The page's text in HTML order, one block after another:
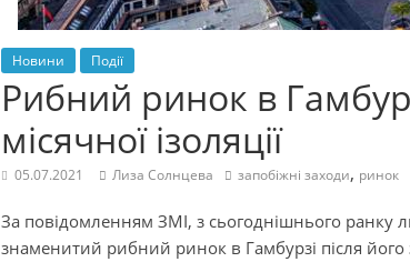
Новини Події
Рибний ринок в
місячної ізоляції
05.07.2021 Лиза Солнцева запобіжні заходи, ринок
За повідомленням ЗМІ, з сьогоднішнього ранку
знаменитий рибний ринок в Гамбурзі після